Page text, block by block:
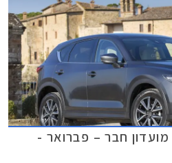
חבר – פברואר -